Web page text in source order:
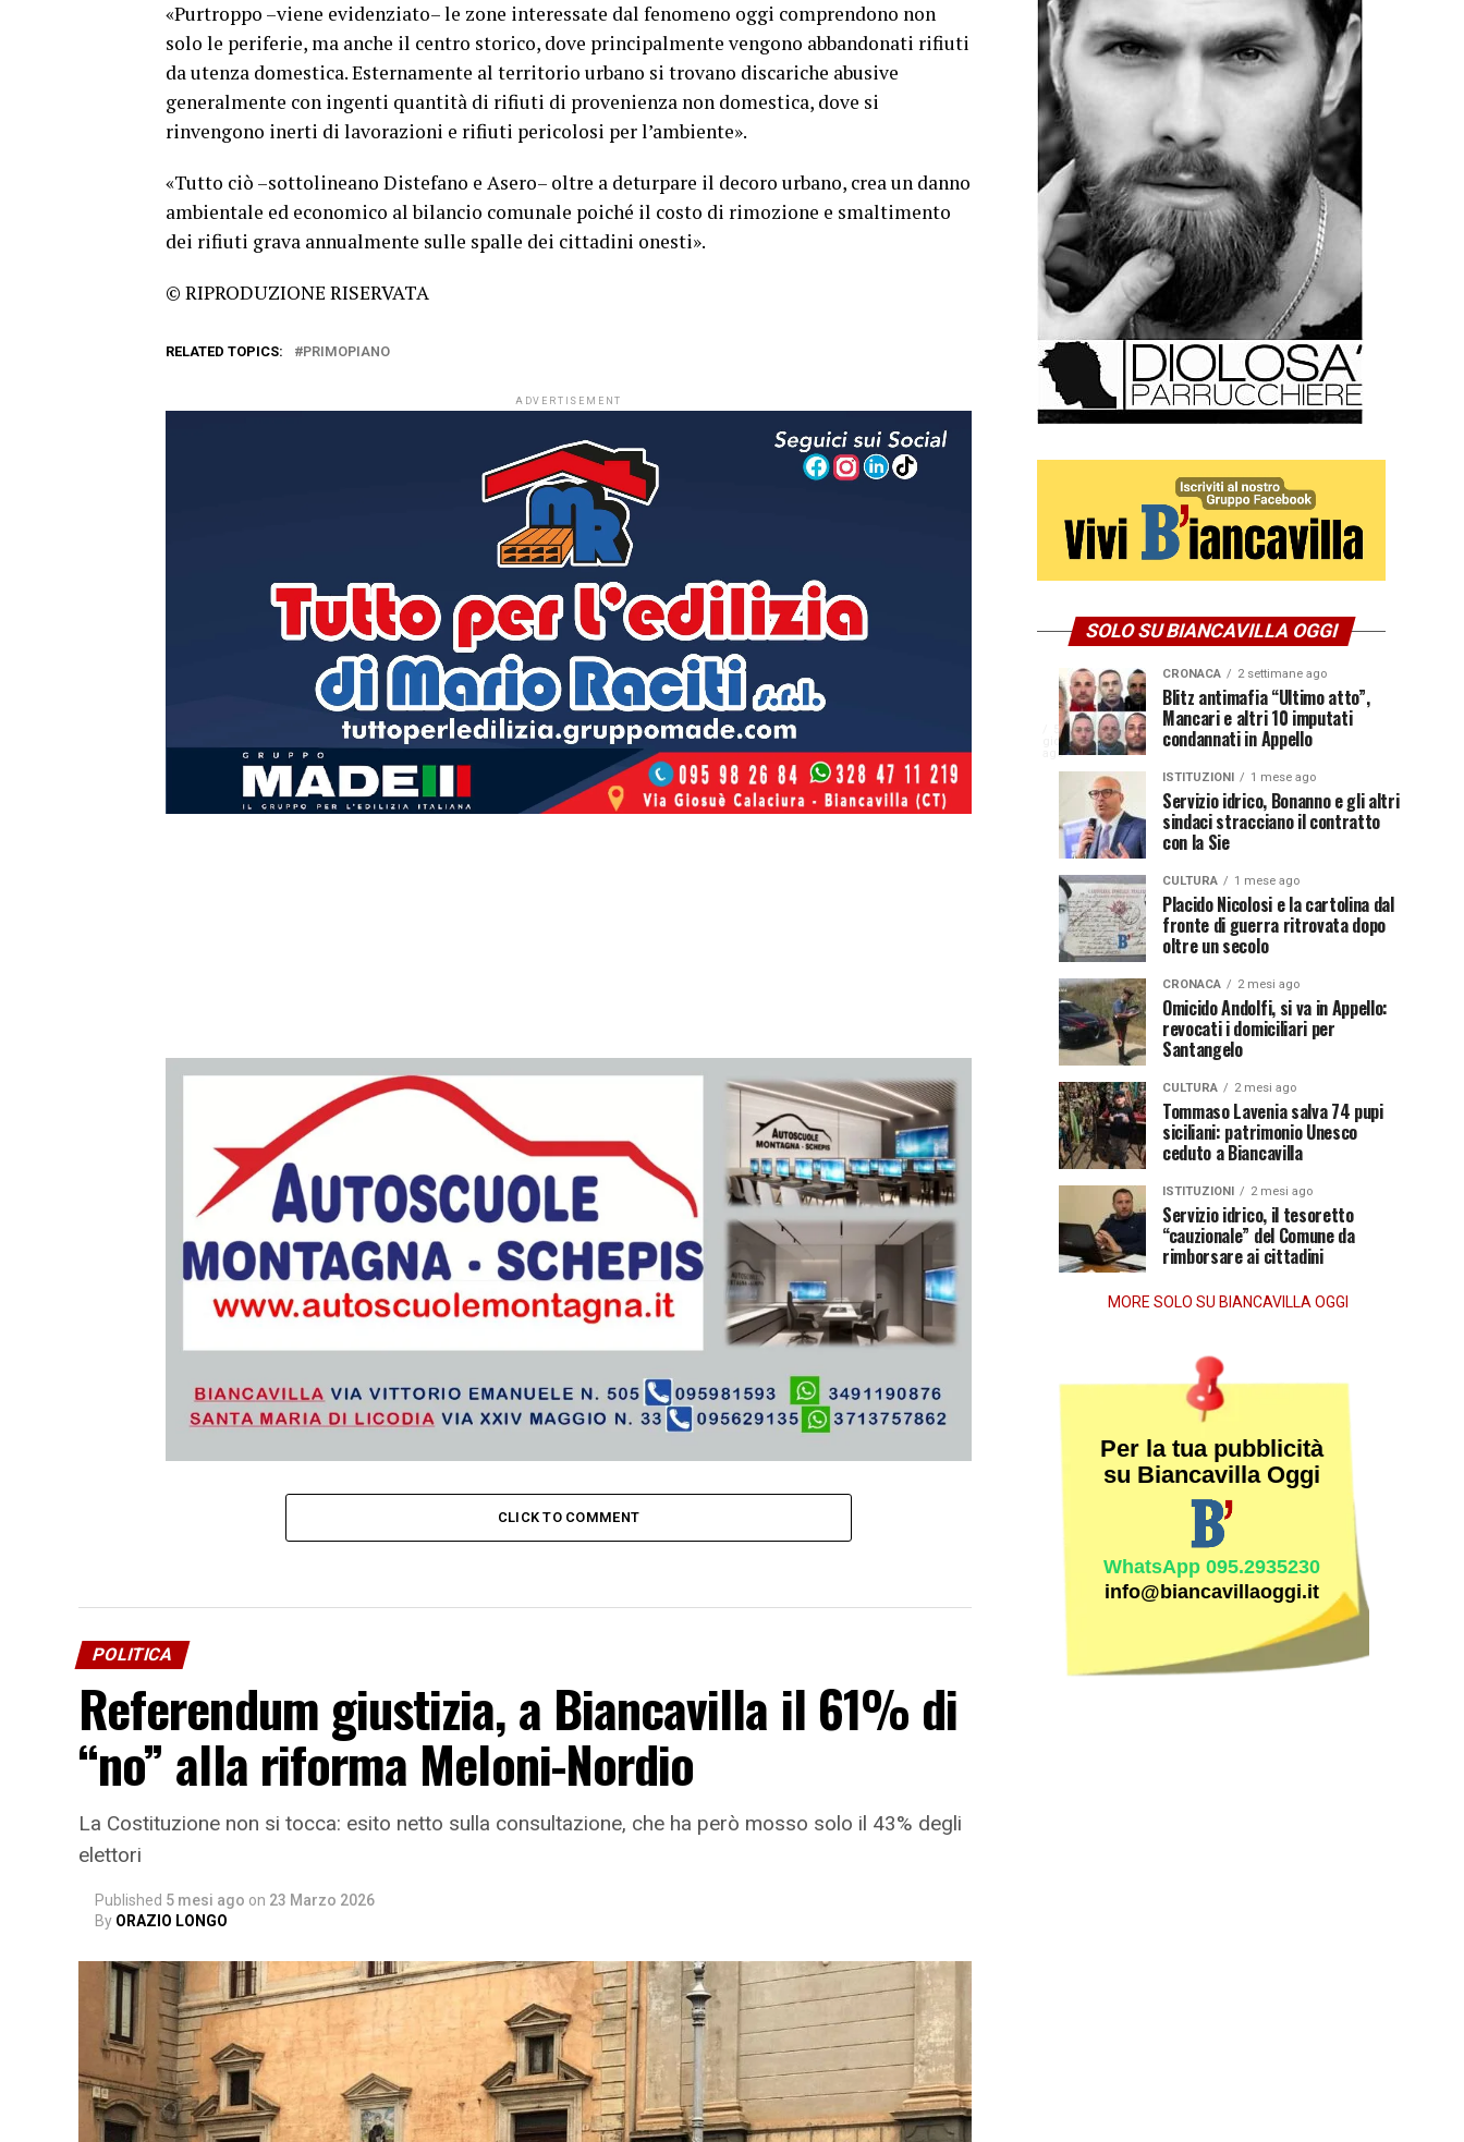
«Purtroppo –viene evidenziato– le zone interessate dal fenomeno oggi comprendono non
solo le periferie, ma anche il centro storico, dove principalmente vengono abbandonati rifiuti
da utenza domestica. Esternamente al territorio urbano si trovano discariche abusive
generalmente con ingenti quantità di rifiuti di provenienza non domestica, dove si
rinvengono inerti di lavorazioni e rifiuti pericolosi per l’ambiente».
«Tutto ciò –sottolineano Distefano e Asero– oltre a deturpare il decoro urbano, crea un danno
ambientale ed economico al bilancio comunale poiché il costo di rimozione e smaltimento
dei rifiuti grava annualmente sulle spalle dei cittadini onesti».
© RIPRODUZIONE RISERVATA
RELATED TOPICS: PRIMOPIANO
ADVERTISEMENT
CLICK TO COMMENT
POLITICA
Referendum giustizia, a Biancavilla il 61% di
“no” alla riforma Meloni-Nordio
La Costituzione non si tocca: esito netto sulla consultazione, che ha però mosso solo il 43% degli
elettori
Published 5 mesi ago on 23 Marzo 2026
By ORAZIO LONGO
SOLO SU BIANCAVILLA OGGI
CULTURA
5
giorni
agoIn
Calabria
premio
al
sacerdote
Vincenzo
Stissi,
77
anni
dopo
la
morte
comunità
rende
omaggio
prete
biancavillese,
ricordato
suo
impegno
parroco
NEWS
1
settimana
ago
Disservizi
elettrici,
indennizzo
bolletta:
ecco
cosa
fare
per
ottenerlo
CULTURA
2
settimane
ago
Don
Pasquale
Castro,
prete-
soldato
soccorso
dei
feriti
della
Grande
Guerra
CRONACA 2 settimane ago
Blitz antimafia “Ultimo atto”,
Mancari e altri 10 imputati
condannati in Appello
ISTITUZIONI 1 mese ago
Servizio idrico, Bonanno e gli altri
sindaci stracciano il contratto
con la Sie
CULTURA 1 mese ago
Placido Nicolosi e la cartolina dal
fronte di guerra ritrovata dopo
oltre un secolo
CRONACA 2 mesi ago
Omicido Andolfi, si va in Appello:
revocati i domiciliari per
Santangelo
CULTURA 2 mesi ago
Tommaso Lavenia salva 74 pupi
siciliani: patrimonio Unesco
ceduto a Biancavilla
ISTITUZIONI 2 mesi ago
Servizio idrico, il tesoretto
“cauzionale” del Comune da
rimborsare ai cittadini
MORE SOLO SU BIANCAVILLA OGGI
Per la tua pubblicità
su Biancavilla Oggi
WhatsApp 095.2935230
info@biancavillaoggi.it